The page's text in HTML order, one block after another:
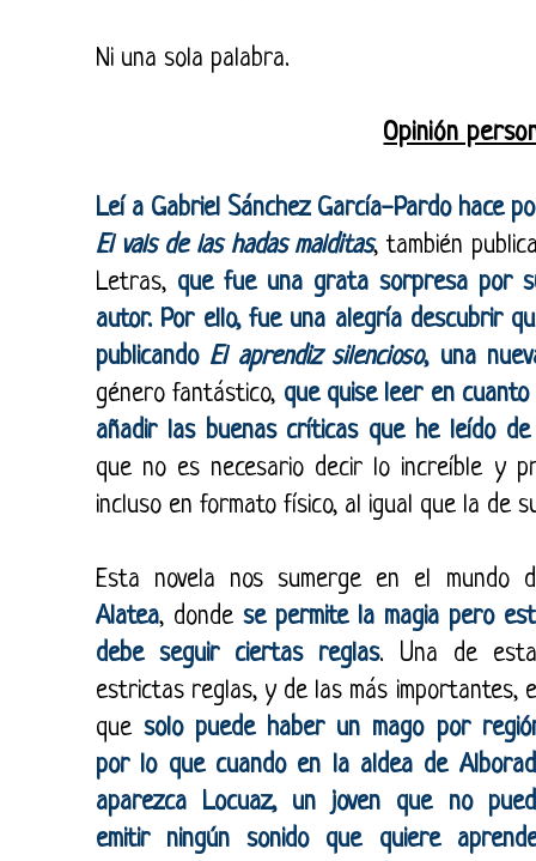
Ni una sola palabra.
Opinión
Leí a Gabriel Sánchez García-Pardo hace
El vals de las hadas malditas, también
Letras, que fue una grata sorpresa por
autor. Por ello, fue una alegría descubrir
publicando El aprendiz silencioso, una
género fantástico, que quise leer en
añadir las buenas críticas que he leído de
que no es necesario decir lo increíble y
incluso en formato físico, al igual que la de
Esta novela nos sumerge en el mundo
Alatea, donde se permite la magia pero
debe seguir ciertas reglas. Una de
estrictas reglas, y de las más importantes,
quesolo puede haber un mago por
por lo que cuando en la aldea de
aparezca Locuaz, un joven que no
emitir ningún sonido que quiere